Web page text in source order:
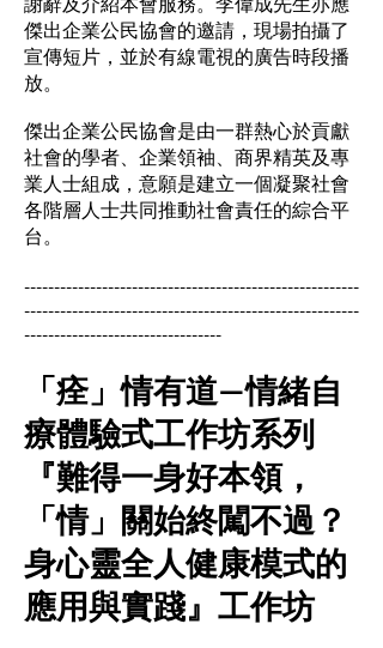
傑出企業公民協會的邀請，現場拍攝了
宣傳短片，並於有線電視的廣告時段播
放。
傑出企業公民協會是由一群熱心於貢獻
社會的學者、企業領袖、商界精英及專
業人士組成，意願是建立一個凝聚社會
各階層人士共同推動社會責任的綜合平
台。
--------------------------------------------------------
--------------------------------------------------------
---------------------------------
「痊」情有道—情緒自
療體驗式工作坊系列
『難得一身好本領，
「情」關始終闖不過？
身心靈全人健康模式的
應用與實踐』工作坊